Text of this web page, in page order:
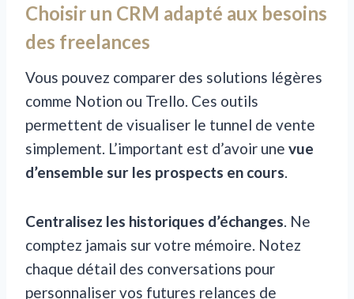
Choisir un CRM adapté aux besoins
des freelances
Vous pouvez comparer des solutions légères
comme Notion ou Trello. Ces outils
permettent de visualiser le tunnel de vente
simplement. L’important est d’avoir une vue
d’ensemble sur les prospects en cours.
Centralisez les historiques d’échanges. Ne
comptez jamais sur votre mémoire. Notez
chaque détail des conversations pour
personnaliser vos futures relances de